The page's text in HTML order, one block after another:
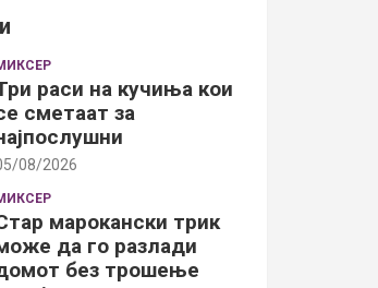
раси на кучиња кои
сметаат за
08/2026
марокански трик
да го разлади
без трошење